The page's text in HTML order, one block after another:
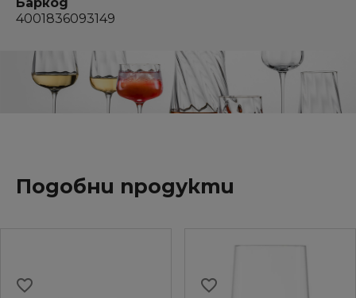
4001836093149
Подобни продукти
favorite_border favorite_border